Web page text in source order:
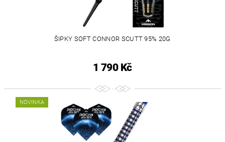
ŠIPKY SOFT CONNOR SCUTT 95% 20G
1 790 Kč
NOVINKA